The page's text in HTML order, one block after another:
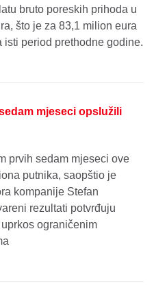
bruto poreskih prihoda u
što je za 83,1 milion eura
period prethodne godine.
mjeseci opslužili
prvih sedam mjeseci ove
putnika, saopštio je
kompanije Stefan
rezultati potvrđuju
ograničenim